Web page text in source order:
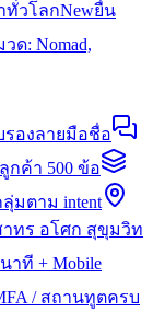
ทั่วโลกNewยื่น
ด: Nomad,
องลายมือชื่อ
กค้า 500 ข้อ
มตาม intent
ทร อโศก สุขุมวิท
าที + Mobile
/ สถานทูตครบ